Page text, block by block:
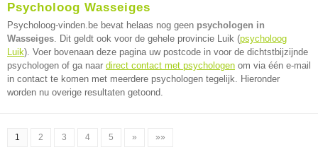
Psycholoog Wasseiges
Psycholoog-vinden.be bevat helaas nog geen psychologen in
Wasseiges. Dit geldt ook voor de gehele provincie Luik (psycholoog
Luik). Voer bovenaan deze pagina uw postcode in voor de dichtstbijzijnde
psychologen of ga naar direct contact met psychologen om via één e-mail
in contact te komen met meerdere psychologen tegelijk. Hieronder
worden nu overige resultaten getoond.
1 2 3 4 5 » »»